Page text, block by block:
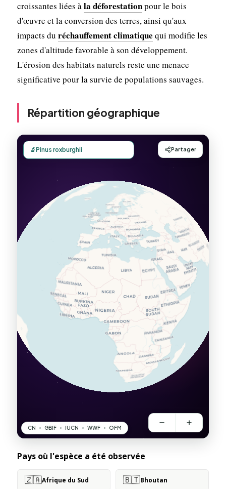
croissantes liées àla déforestationpour le bois
d'œuvre et la conversion des terres, ainsi qu'aux
impacts du réchauffement climatique qui modifie les
zones d'altitude favorable à son développement.
L'érosion des habitats naturels reste une menace
significative pour la survie de populations sauvages.
Répartition géographique
Pays où l'espèce a été observée
🇿🇦Afrique du Sud 🇧🇹Bhoutan